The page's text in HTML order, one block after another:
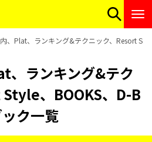
、Plat、ランキング&テクニック、Resort
、ランキング&テク
、BOOKS、D-B
ク一覧